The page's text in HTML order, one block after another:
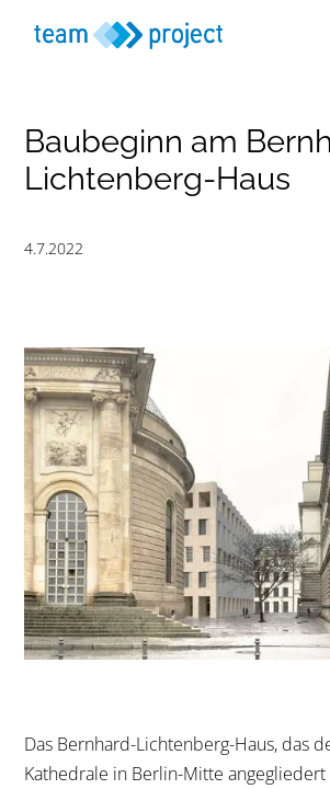
Baubeginn am
Lichtenberg-Haus
4.7.2022
Das Bernhard-Lichtenberg-Haus, das
Kathedrale in Berlin-Mitte